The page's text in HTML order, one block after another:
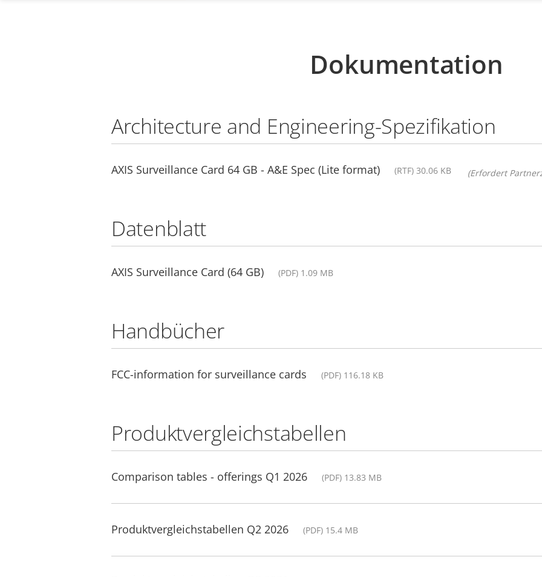
Dokumentation
Architecture and Engineering-Spezifikation
AXIS Surveillance Card 64 GB - A&E Spec (Lite format) (RTF) 30.06 KB (Erfordert
Datenblatt
AXIS Surveillance Card (64 GB) (PDF) 1.09 MB
Handbücher
FCC-information for surveillance cards (PDF) 116.18 KB
Produktvergleichstabellen
Comparison tables - offerings Q1 2026 (PDF) 13.83 MB
Produktvergleichstabellen Q2 2026 (PDF) 15.4 MB